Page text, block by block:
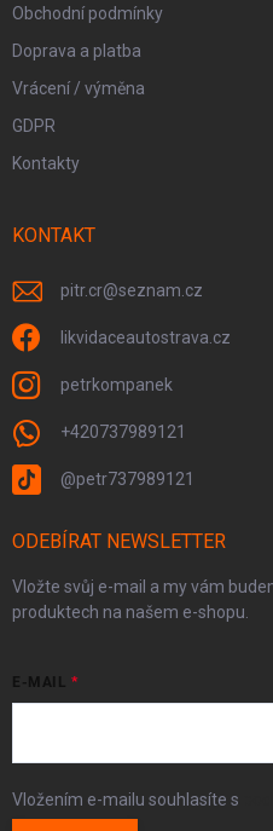
Obchodní podmínky
Doprava a platba
Vrácení / výměna
GDPR
Kontakty
KONTAKT
pitr.cr@seznam.cz
likvidaceautostrava.cz
petrkompanek
+420737989121
@petr737989121
ODEBÍRAT NEWSLETTER
Vložte svůj e-mail a my vám
produktech na našem e-shopu.
E-MAIL
Vložením e-mailu souhlasíte s